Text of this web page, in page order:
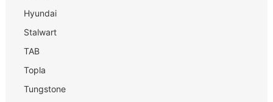
Hyundai
Stalwart
TAB
Topla
Tungstone